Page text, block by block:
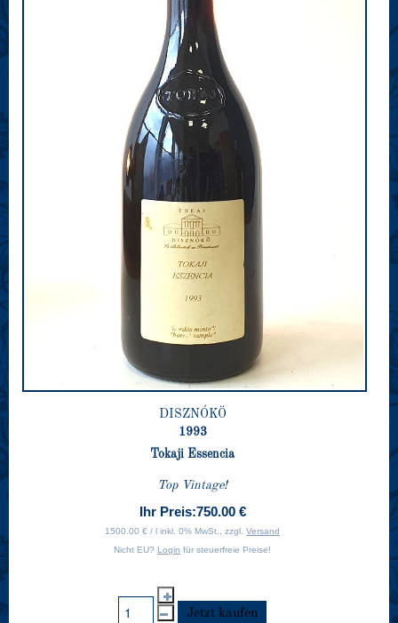
DISZNÓKÖ
1993
Tokaji Essencia
Top Vintage!
Ihr Preis:750.00 €
1500.00 € / l inkl. 0% MwSt., zzgl. Versand
Nicht EU? Login für steuerfreie Preise!